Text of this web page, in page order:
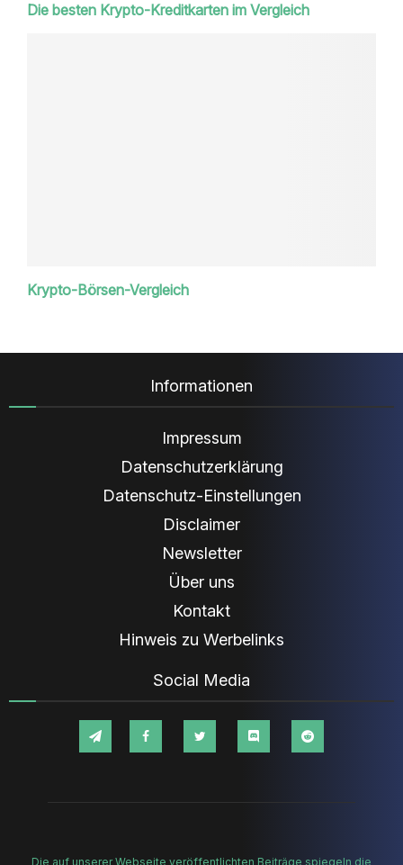
Die besten Krypto-Kreditkarten im Vergleich
Krypto-Börsen-Vergleich
Informationen
Impressum
Datenschutzerklärung
Datenschutz-Einstellungen
Disclaimer
Newsletter
Über uns
Kontakt
Hinweis zu Werbelinks
Social Media
Die auf unserer Webseite veröffentlichten Beiträge spiegeln die